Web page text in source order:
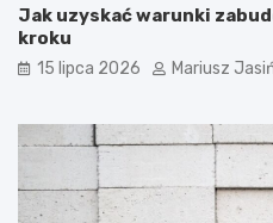
Jak uzyskać warunki
kroku
15 lipca 2026 Mariusz